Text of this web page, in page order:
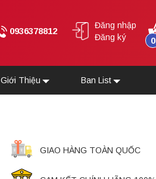
0936378812
Đăng nhập
Đăng ký
0
Giới Thiệu Ban List
GIAO HÀNG TOÀN QUỐC